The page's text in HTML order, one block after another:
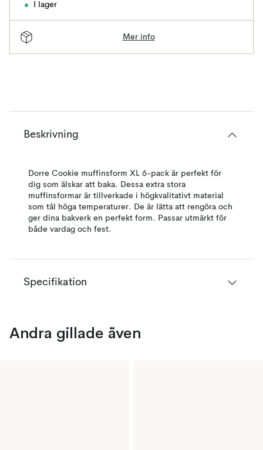
I lager
Mer info
Beskrivning
Dorre Cookie muffinsform XL 6-pack är perfekt för
dig som älskar att baka. Dessa extra stora
muffinsformar är tillverkade i högkvalitativt material
som tål höga temperaturer. De är lätta att rengöra och
ger dina bakverk en perfekt form. Passar utmärkt för
både vardag och fest.
Specifikation
Andra gillade även